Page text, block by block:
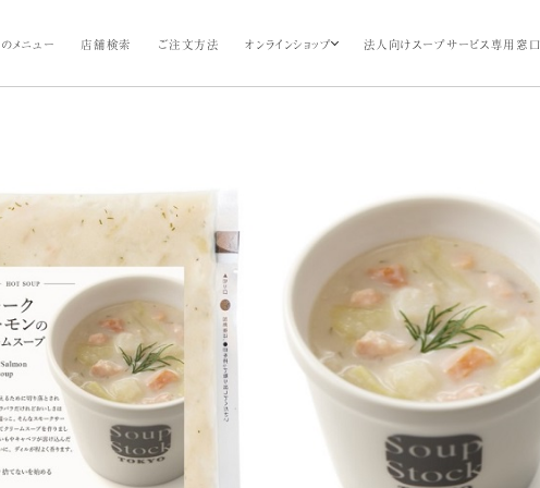
メニュー 店舗検索 ご注文方法 オンラインショップ 法人向けスープサービス専用窓口